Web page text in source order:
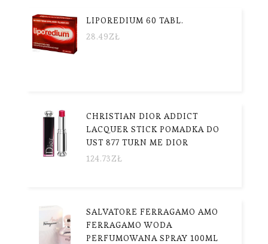
LIPOREDIUM 60 TABL.
28.49ZŁ
CHRISTIAN DIOR ADDICT
LACQUER STICK POMADKA DO
UST 877 TURN ME DIOR
124.73ZŁ
SALVATORE FERRAGAMO AMO
FERRAGAMO WODA
PERFUMOWANA SPRAY 100ML